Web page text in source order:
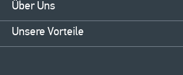
Über Uns
Unsere Vorteile